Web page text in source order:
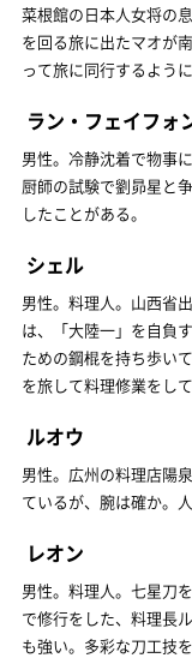
菜根館の日本人女将の
を回る旅に出たマオが
って旅に同行するように
ラン・フェイフォ
男性。冷静沈着で物事
厨師の試験で劉昴星と
したことがある。
シェル
男性。料理人。山西省
は、「大陸一」を自負
ための鋼棍を持ち歩い
を旅して料理修業をして
ルオウ
男性。広州の料理店陽
ているが、腕は確か。
レオン
男性。料理人。七星刀
で修行をした、料理長
も強い。多彩な刀工技